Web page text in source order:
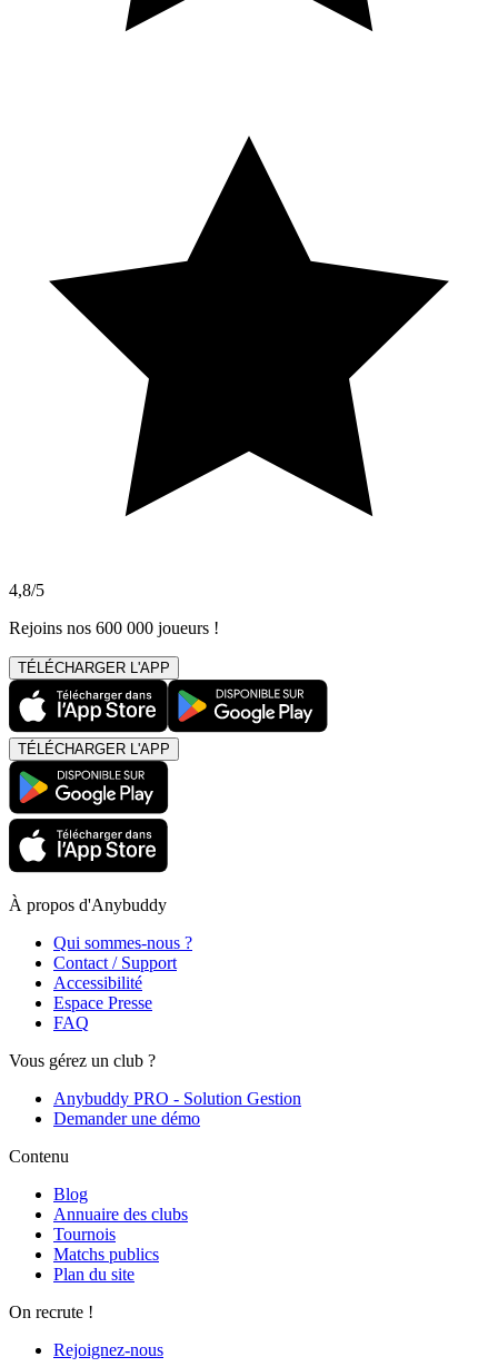
4,8/5
Rejoins nos 600 000 joueurs !
TÉLÉCHARGER L'APP
TÉLÉCHARGER L'APP
À propos d'Anybuddy
Qui sommes-nous ?
Contact / Support
Accessibilité
Espace Presse
FAQ
Vous gérez un club ?
Anybuddy PRO - Solution Gestion
Demander une démo
Contenu
Blog
Annuaire des clubs
Tournois
Matchs publics
Plan du site
On recrute !
Rejoignez-nous